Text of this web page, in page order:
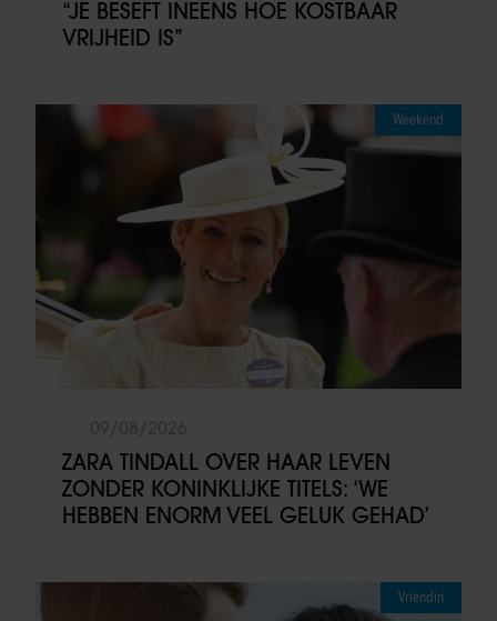
“JE BESEFT INEENS HOE KOSTBAAR
VRIJHEID IS”
Weekend
ZARA TINDALL OVER HAAR LEVEN
ZONDER KONINKLIJKE TITELS: ‘WE
HEBBEN ENORM VEEL GELUK GEHAD’
Vriendin